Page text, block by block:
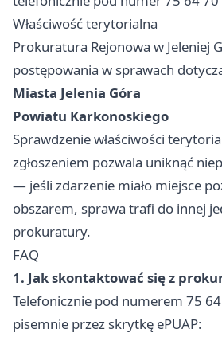
Właściwość terytorialna
Prokuratura Rejonowa w Jeleniej
postępowania w sprawach
Miasta Jelenia Góra
Powiatu Karkonoskiego
Sprawdzenie właściwości
zgłoszeniem pozwala uniknąć
— jeśli zdarzenie miało miejsce
obszarem, sprawa trafi do innej
prokuratury.
FAQ
1. Jak skontaktować się z
Telefonicznie pod numerem 75
pisemnie przez skrytkę ePUAP: